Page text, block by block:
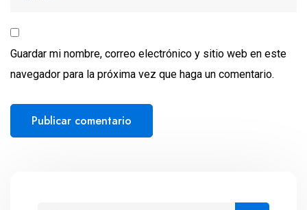
Guardar mi nombre, correo electrónico y sitio web en este
navegador para la próxima vez que haga un comentario.